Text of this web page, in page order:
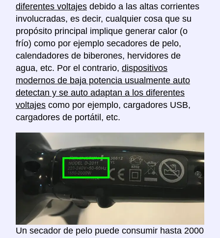
diferentes voltajes debido a las altas corrientes
involucradas, es decir, cualquier cosa que su
propósito principal implique generar calor (o
frío) como por ejemplo secadores de pelo,
calendadores de biberones, hervidores de
agua, etc. Por el contrario, dispositivos
modernos de baja potencia usualmente auto
detectan y se auto adaptan a los diferentes
voltajes como por ejemplo, cargadores USB,
cargadores de portátil, etc.
Un secador de pelo puede consumir hasta 2000